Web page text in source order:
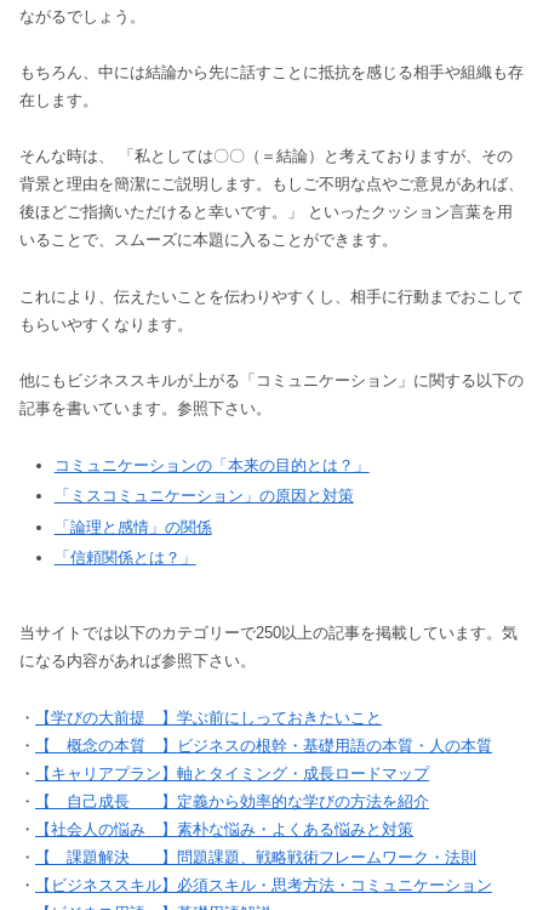
ながるでしょう。
もちろん、中には結論から先に話すことに抵抗を感じる相手や組織も存
在します。
そんな時は、 「私としては〇〇（＝結論）と考えておりますが、その
背景と理由を簡潔にご説明します。もしご不明な点やご意見があれば、
後ほどご指摘いただけると幸いです。」 といったクッション言葉を用
いることで、スムーズに本題に入ることができます。
これにより、伝えたいことを伝わりやすくし、相手に行動までおこして
もらいやすくなります。
他にもビジネススキルが上がる「コミュニケーション」に関する以下の
記事を書いています。参照下さい。
コミュニケーションの「本来の目的とは？」
「ミスコミュニケーション」の原因と対策
「論理と感情」の関係
「信頼関係とは？」
当サイトでは以下のカテゴリーで250以上の記事を掲載しています。気
になる内容があれば参照下さい。
・
【学びの大前提 】学ぶ前にしっておきたいこと
・
【 概念の本質 】ビジネスの根幹・基礎用語の本質・人の本質
・
【キャリアプラン】軸とタイミング・成長ロードマップ
・
【 自己成長 】定義から効率的な学びの方法を紹介
・
【社会人の悩み 】素朴な悩み・よくある悩みと対策
・
【 課題解決 】問題課題、戦略戦術フレームワーク・法則
・
【ビジネススキル】必須スキル・思考方法・コミュニケーション